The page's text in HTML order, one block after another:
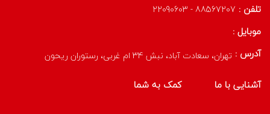
تلفن : 88567207 - 22090603
موبایل :
آدرس : تهران، سعادت آباد، نبش 34 ام غربی، رستوران ریحون
آشنایی با ما کمک به شما